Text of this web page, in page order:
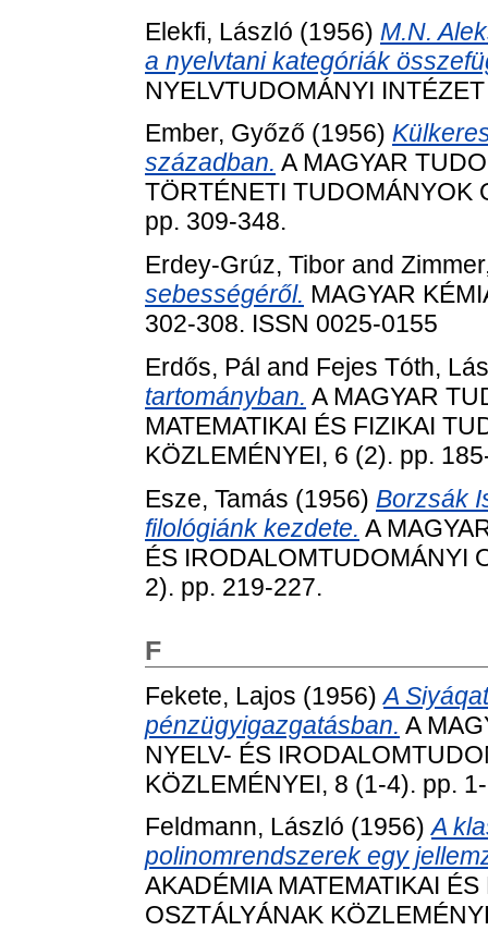
Elekfi, László (1956) M.N.
a nyelvtani kategóriák
NYELVTUDOMÁNYI
Ember, Győző (1956)
században. A MAGYAR
TÖRTÉNETI TUDOMÁNYOK
pp. 309-348.
Erdey-Grúz, Tibor and
sebességéről. MAGYAR
302-308. ISSN 0025-0155
Erdős, Pál and Fejes Tóth,
tartományban. A MAGYAR
MATEMATIKAI ÉS FIZIKAI
KÖZLEMÉNYEI, 6 (2). pp.
Esze, Tamás (1956) Borzsák
filológiánk kezdete. A
ÉS IRODALOMTUDOMÁNYI
2). pp. 219-227.
F
Fekete, Lajos (1956)A
pénzügyigazgatásban. A
NYELV- ÉS
KÖZLEMÉNYEI, 8 (1-4). pp.
Feldmann, László (1956)A
polinomrendszerek egy
AKADÉMIA MATEMATIKAI
OSZTÁLYÁNAK